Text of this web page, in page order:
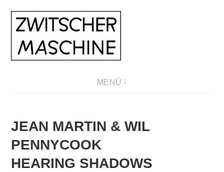
Direkt
zum
Inhalt
MENÜ
JEAN MARTIN & WIL
PENNYCOOK
HEARING SHADOWS